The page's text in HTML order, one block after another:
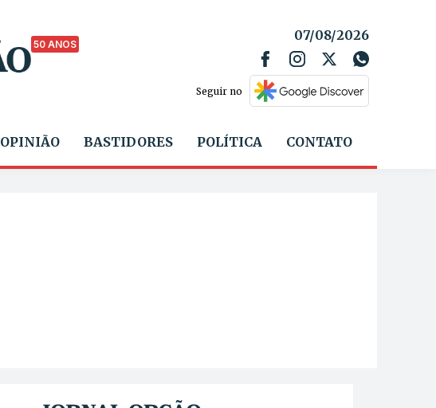
50 ANOS
07/08/2026
Seguir no
OPINIÃO BASTIDORES POLÍTICA CONTATO